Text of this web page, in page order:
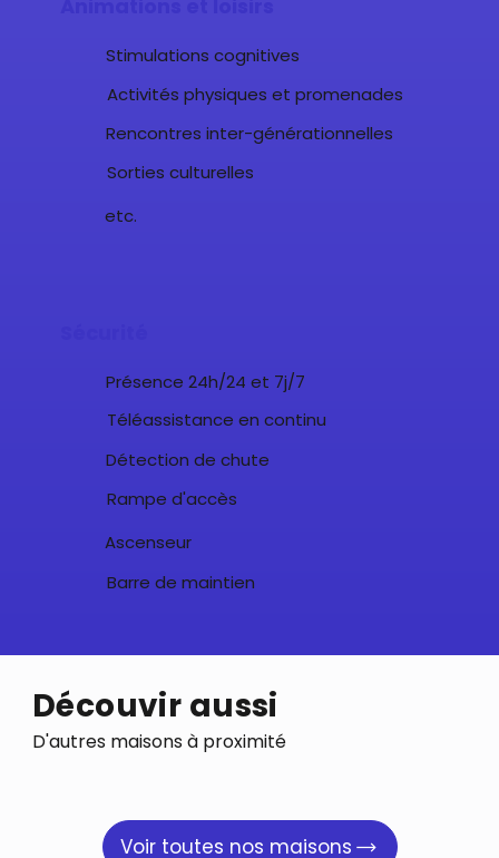
Stimulations cognitives
Activités physiques et promenades
Rencontres inter-générationnelles
Sorties culturelles
etc.
Présence 24h/24 et 7j/7
Téléassistance en continu
Détection de chute
Rampe d'accès
Ascenseur
Barre de maintien
Découvir aussi
D'autres maisons à proximité
Voir toutes nos maisons